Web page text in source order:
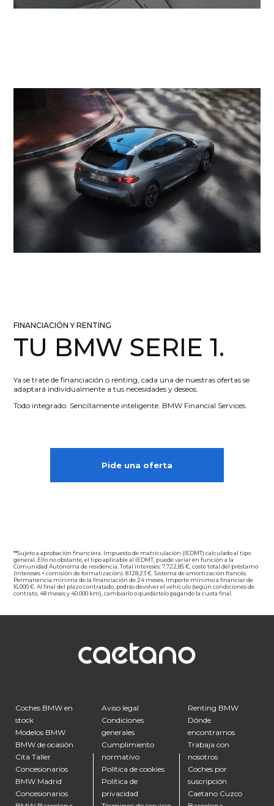
FINANCIACIÓN Y RENTING
TU BMW SERIE 1.
Ya se trate de financiación o renting, cada una de nuestras ofertas se
adaptará individualmente a tus necesidades y deseos.
Todo integrado. Sencillamente inteligente. BMW Financial Services.
Pide una oferta
**Sujeto a aprobación financiera. Impuesto de matriculación (IEDMT) calculado al tipo
general. Ello no obstante, el tipo aplicable al IEDMT, puede variar en función a la
Comunidad Autónoma de residencia. Total intereses: 7.722,85 €, coste total del préstamo
(intereses + comisión de formalización): 8.128,23 €. Sistema de amortización francés.
Permanencia mínima de la financiación de 24 meses. Importe mínimo a financiar de
16.000 €. Al final del plazo contratado, podrás devolver el vehículo (según condiciones de
contrato, 48 meses y 40.000 km), cambiarlo o quedártelo pagando la cuota final.
Coches BMW en
stock
Modelos BMW
BMW de ocasión
Cita Taller
Concesionarios
BMW Madrid
Concesionarios
Aviso legal
Condiciones
generales
Cumplimiento
normativo
Política de cookies
Política de
privacidad
Renting BMW
Dónde
encontrarnos
Trabaja con
nosotros
Coches por
suscripción
Caetano Cuzco